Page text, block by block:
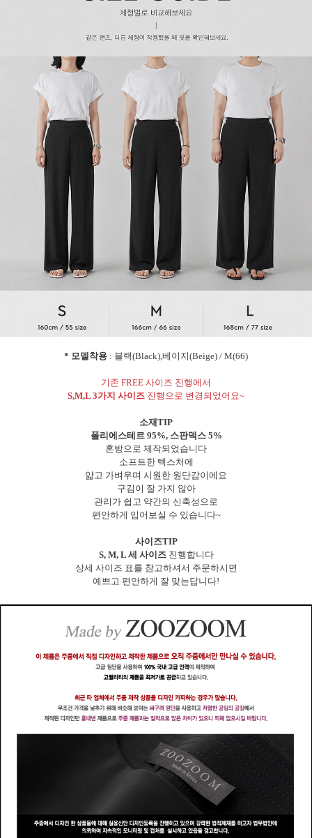
* 모델착용 : 블랙(Black),베이지(Beige) / M(66)
기존 FREE 사이즈 진행에서
S,M,L 3가지 사이즈 진행으로 변경되었어요~
소재TIP
폴리에스테르 95%, 스판덱스 5%
혼방으로 제작되었습니다
소프트한 텍스처에
얇고 가벼우며 시원한 원단감이에요
구김이 잘 가지 않아
관리가 쉽고 약간의 신축성으로
편안하게 입어보실 수 있습니다~
사이즈TIP
S, M, L 세 사이즈진행합니다
상세 사이즈 표를 참고하셔서 주문하시면
예쁘고 편안하게 잘 맞는답니다!